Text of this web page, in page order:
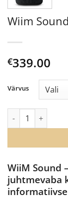
Wiim
€339.00
WiiM Sound
juhtmevaba
Värvus
Wiim Sound WiFi